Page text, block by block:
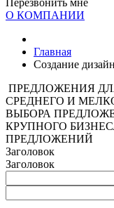
Перезвонить мне
О КОМПАНИИ
Главная
Создание
ПРЕДЛОЖЕНИЯ
СРЕДНЕГО И
ВЫБОРА
КРУПНОГО
ПРЕДЛОЖЕНИЙ
Заголовок
Заголовок